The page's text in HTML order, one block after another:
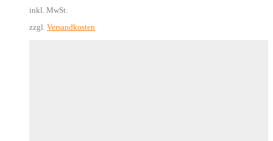
war:
22,00 €18,92 €.
inkl. MwSt.
zzgl. Versandkosten